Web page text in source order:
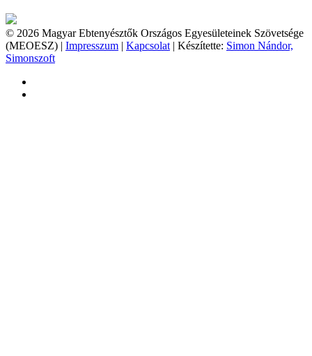
© 2026 Magyar Ebtenyésztők Országos Egyesületeinek Szövetsége
(MEOESZ) | Impresszum | Kapcsolat | Készítette: Simon Nándor,
Simonszoft